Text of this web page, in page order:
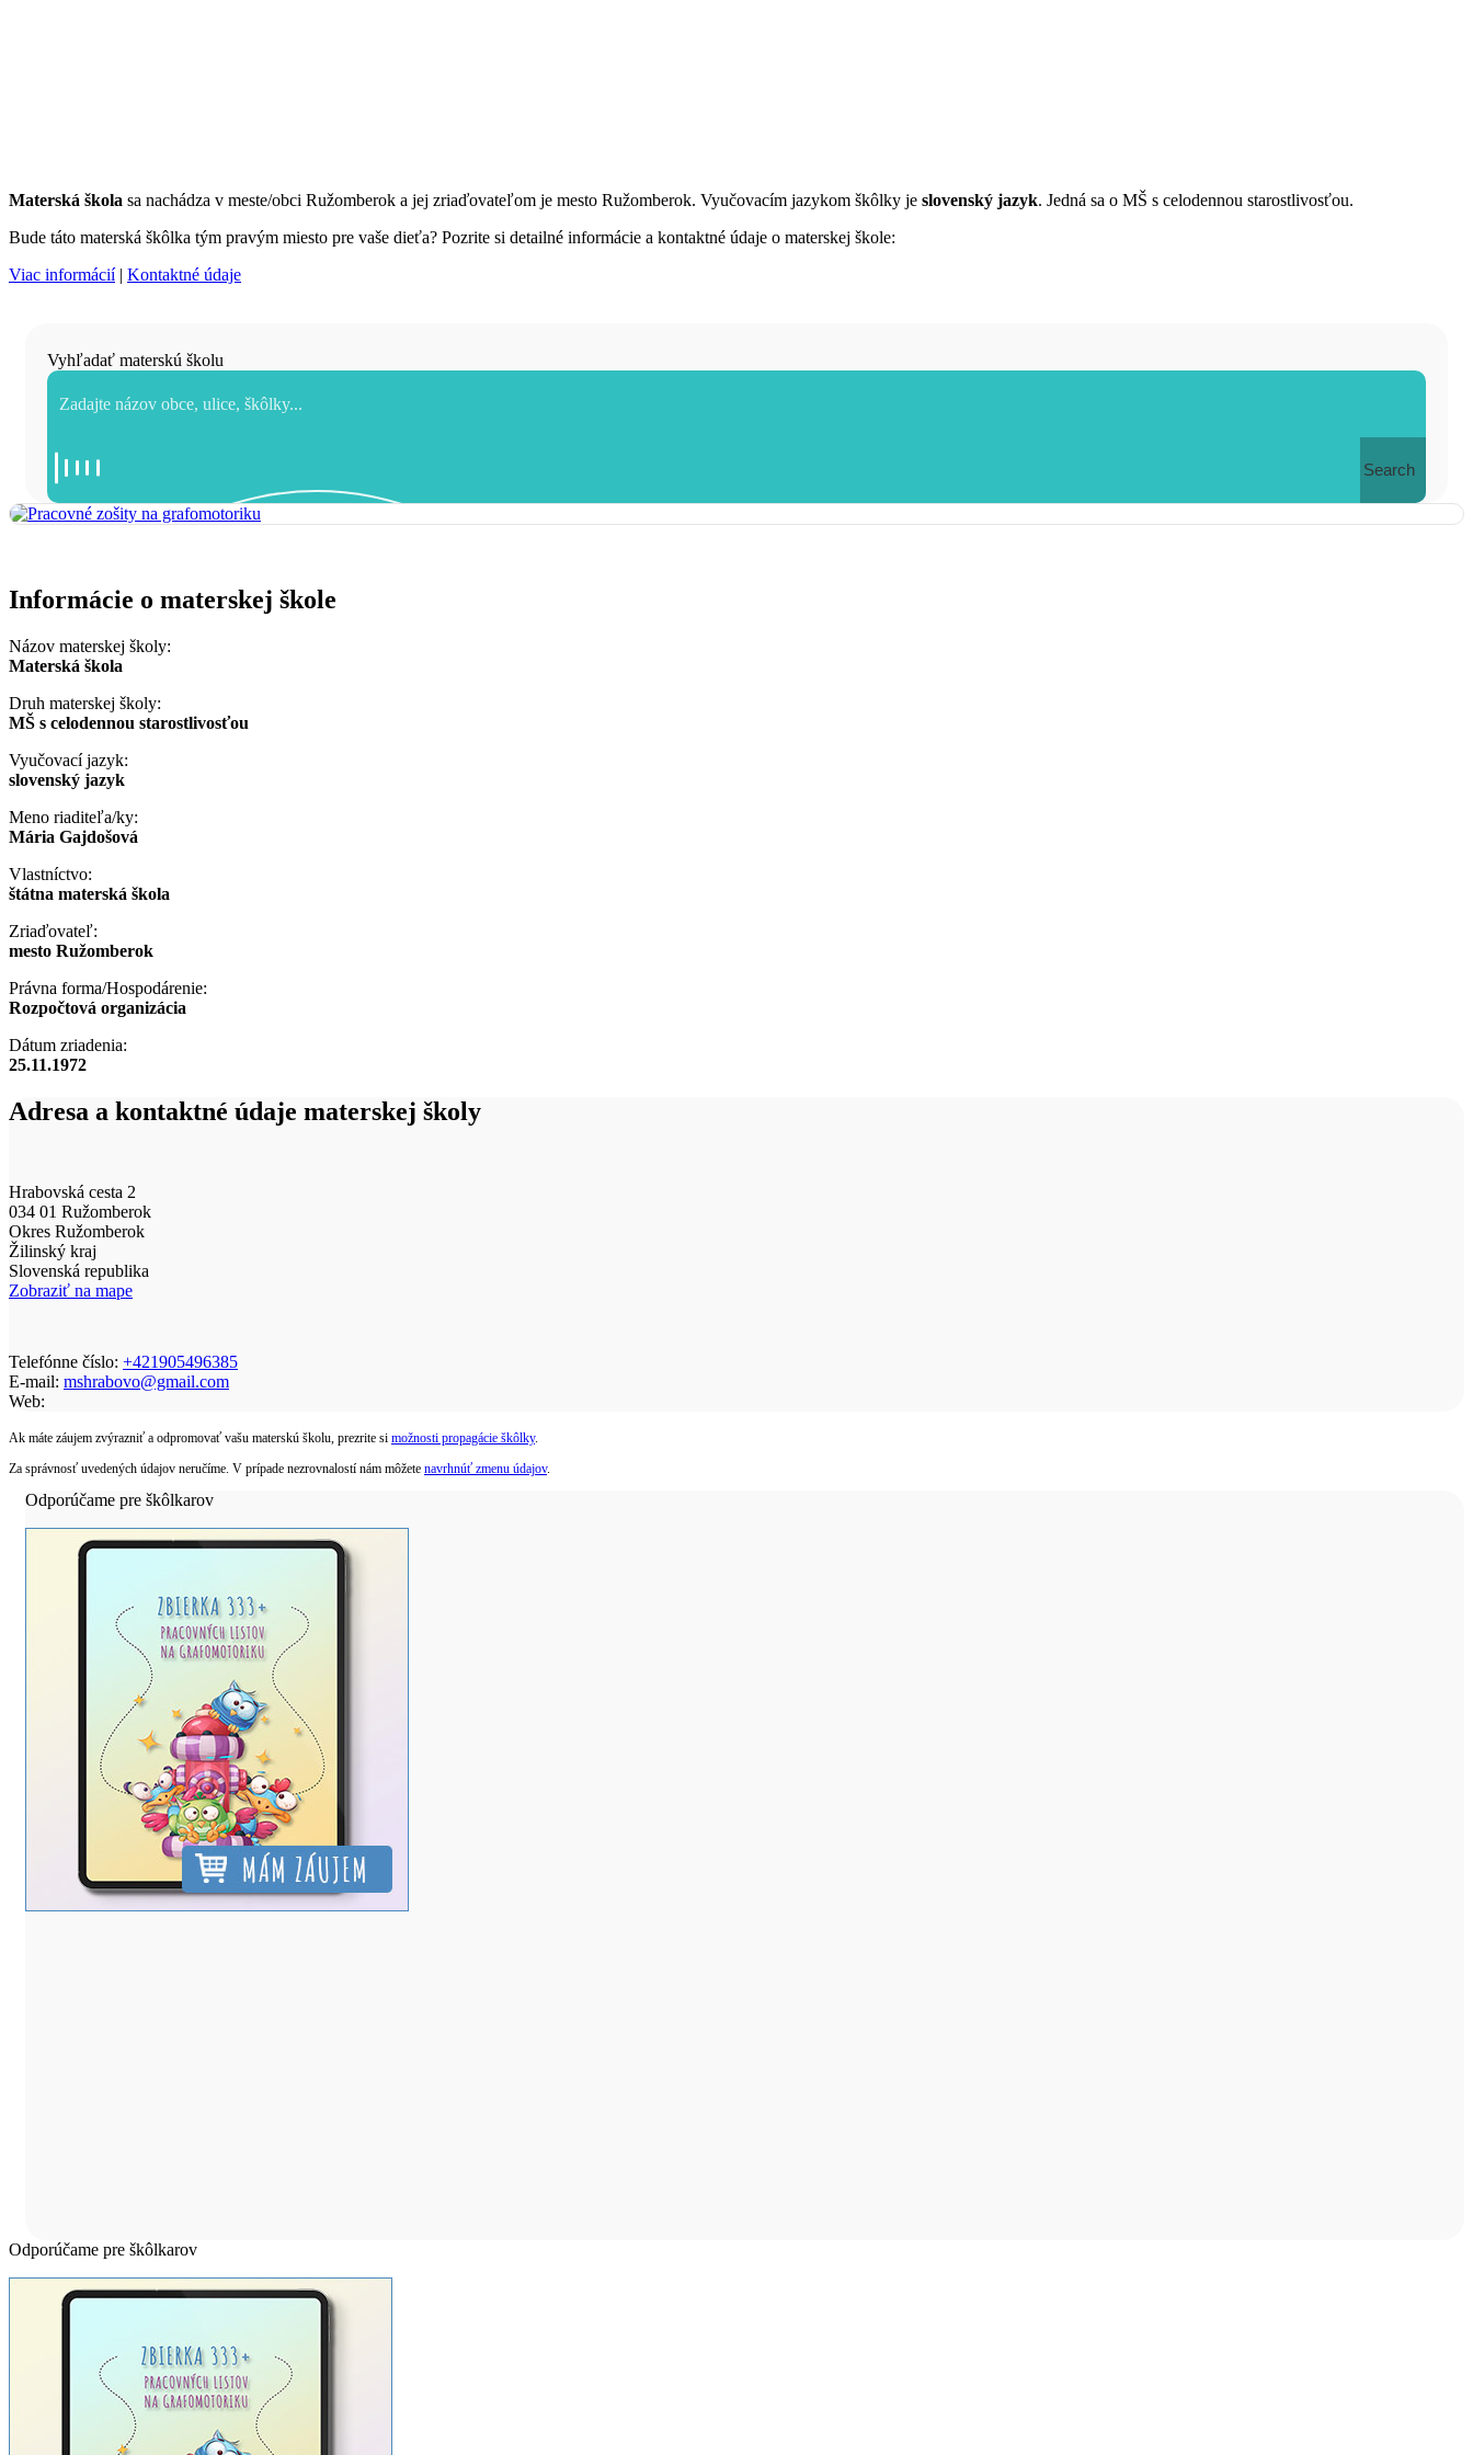
Materská škola sa nachádza v meste/obci Ružomberok a jej zriaďovateľom je mesto Ružomberok. Vyučovacím jazykom škôlky je slovenský jazyk. Jedná sa o MŠ s celodennou starostlivosťou.
Bude táto materská škôlka tým pravým miesto pre vaše dieťa? Pozrite si detailné informácie a kontaktné údaje o materskej škole:
Viac informácií| Kontaktné údaje
Vyhľadať materskú školu
Search
Informácie o materskej škole
Názov materskej školy:
Materská škola
Druh materskej školy:
MŠ s celodennou starostlivosťou
Vyučovací jazyk:
slovenský jazyk
Meno riaditeľa/ky:
Mária Gajdošová
Vlastníctvo:
štátna materská škola
Zriaďovateľ:
mesto Ružomberok
Právna forma/Hospodárenie:
Rozpočtová organizácia
Dátum zriadenia:
25.11.1972
Adresa a kontaktné údaje materskej školy
Hrabovská cesta 2
034 01 Ružomberok
Okres Ružomberok
Žilinský kraj
Slovenská republika
Zobraziť na mape
Telefónne číslo: +421905496385
E-mail: mshrabovo@gmail.com
Web:
Ak máte záujem zvýrazniť a odpromovať vašu materskú školu, prezrite si možnosti propagácie škôlky.
Za správnosť uvedených údajov neručíme. V prípade nezrovnalostí nám môžete navrhnúť zmenu údajov.
Odporúčame pre škôlkarov
Odporúčame pre škôlkarov